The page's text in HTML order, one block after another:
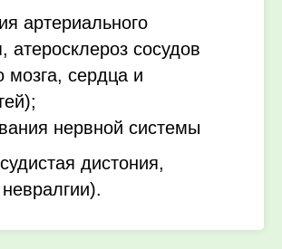
артериального
атеросклероз сосудов
мозга, сердца и
нервной системы
дистония,